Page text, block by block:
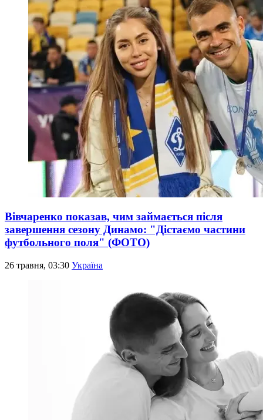
Вівчаренко показав, чим займається після
завершення сезону Динамо: "Дістаємо частини
футбольного поля" (ФОТО)
26 травня, 03:30 Україна